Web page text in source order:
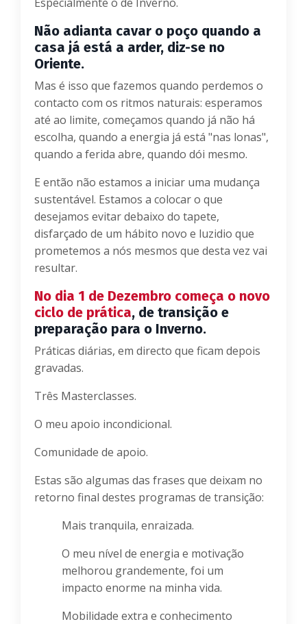
Não adianta cavar o poço quando a
casa já está a arder, diz-se no
Oriente.
Mas é isso que fazemos quando perdemos o
contacto com os ritmos naturais: esperamos
até ao limite, começamos quando já não há
escolha, quando a energia já está "nas lonas",
quando a ferida abre, quando dói mesmo.
E então não estamos a iniciar uma mudança
sustentável. Estamos a colocar o que
desejamos evitar debaixo do tapete,
disfarçado de um hábito novo e luzidio que
prometemos a nós mesmos que desta vez vai
resultar.
No dia 1 de Dezembro começa o novo
ciclo de prática, de transição e
preparação para o Inverno.
Práticas diárias, em directo que ficam depois
gravadas.
Três Masterclasses.
O meu apoio incondicional.
Comunidade de apoio.
Estas são algumas das frases que deixam no
retorno final destes programas de transição:
Mais tranquila, enraizada.
O meu nível de energia e motivação
melhorou grandemente, foi um
impacto enorme na minha vida.
Mobilidade extra e conhecimento